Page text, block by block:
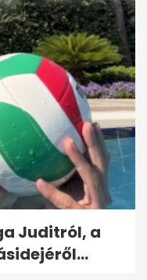
Juditról, a